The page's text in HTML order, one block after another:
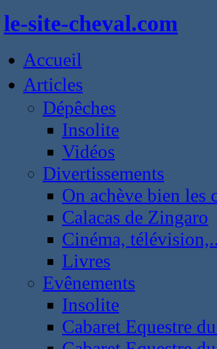
le-site-cheval.com
Accueil
Articles
Dépêches
Insolite
Vidéos
Divertissements
On achève bien les
Calacas de Zingaro
Cinéma,
Livres
Evênements
Insolite
Cabaret Equestre